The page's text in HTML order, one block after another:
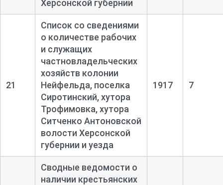
Херсонской губернии
21
Список со сведениями
о количестве рабочих
и служащих
частновладельческих
хозяйств колонии
Нейфельда, поселка
Сиротинский, хутора
Трофимовка, хутора
Ситченко Антоновской
волости Херсонской
губернии и уезда
1917 7
Сводные ведомости о
наличии крестьянских